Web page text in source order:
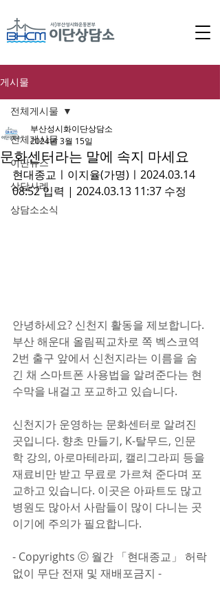
게시물
전체게시물
이단뉴스
상담사례
상담소소식
전체게시물
문화센터라는 말에 속지 마세요
부산성시화이단상담소
2024년 3월 15일
현대종교ㅣ이지율(가명)ㅣ2024.03.14
08:52 입력 | 2024.03.13 11:37 수정
안녕하세요? 신천지 활동을 제보합니다.
부산 해운대 올림픽교차로 쪽 벡스코역
2번 출구 앞에서 신천지라는 이름을 숨
긴 채 스마트폰 사용법을 알려준다는 현
수막을 내걸고 포교하고 있습니다.
신천지가 운영하는 문화센터로 알려진
곳입니다. 향초 만들기, K-탈무드, 인문
학 강의, 아로마테라피, 캘리그라피 등을
재료비만 받고 무료로 가르쳐 준다며 포
교하고 있습니다. 이곳은 아파트도 많고
병원도 많아서 사람들이 많이 다니는 곳
이기에 주의가 필요합니다.
- Copyrights ⓒ 월간 「현대종교」 허락
없이 무단 전재 및 재배포금지 -